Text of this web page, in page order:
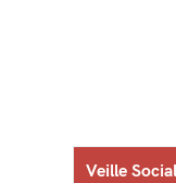
Veille